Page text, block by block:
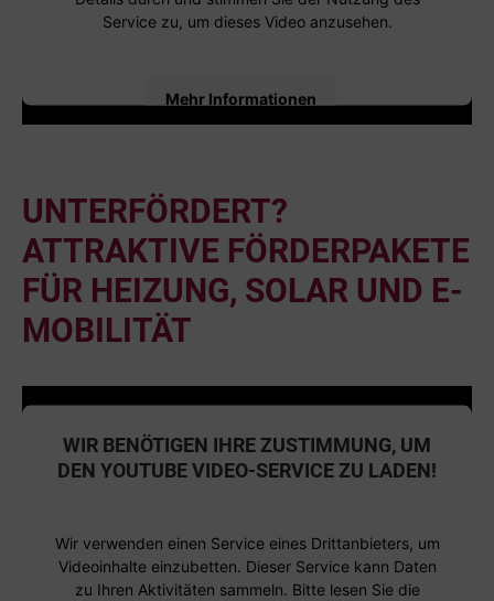
Service zu, um dieses Video anzusehen.
Mehr Informationen
powered by Usercentrics Consent Management
Platform
UNTERFÖRDERT?
ATTRAKTIVE FÖRDERPAKETE
FÜR HEIZUNG, SOLAR UND E-
MOBILITÄT
WIR BENÖTIGEN IHRE ZUSTIMMUNG, UM
DEN YOUTUBE VIDEO-SERVICE ZU LADEN!
Wir verwenden einen Service eines Drittanbieters, um
Videoinhalte einzubetten. Dieser Service kann Daten
zu Ihren Aktivitäten sammeln. Bitte lesen Sie die